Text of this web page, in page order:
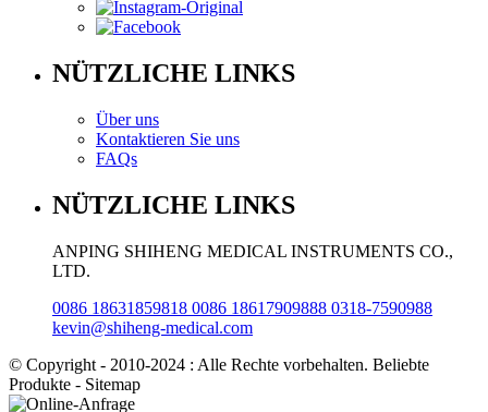
NÜTZLICHE LINKS
Über uns
Kontaktieren Sie uns
FAQs
NÜTZLICHE LINKS
ANPING SHIHENG MEDICAL INSTRUMENTS CO.,
LTD.
0086 18631859818 0086 18617909888 0318-7590988
kevin@shiheng-medical.com
© Copyright - 2010-2024 : Alle Rechte vorbehalten. Beliebte
Produkte - Sitemap